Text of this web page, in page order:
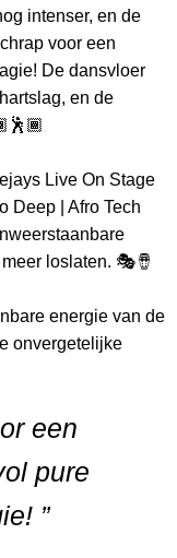
intenser, en de
voor een
De dansvloer
en de
Live On Stage
Deep | Afro Tech
loslaten. 🎭🪘
energie van de
onvergetelijke
een
pure
”